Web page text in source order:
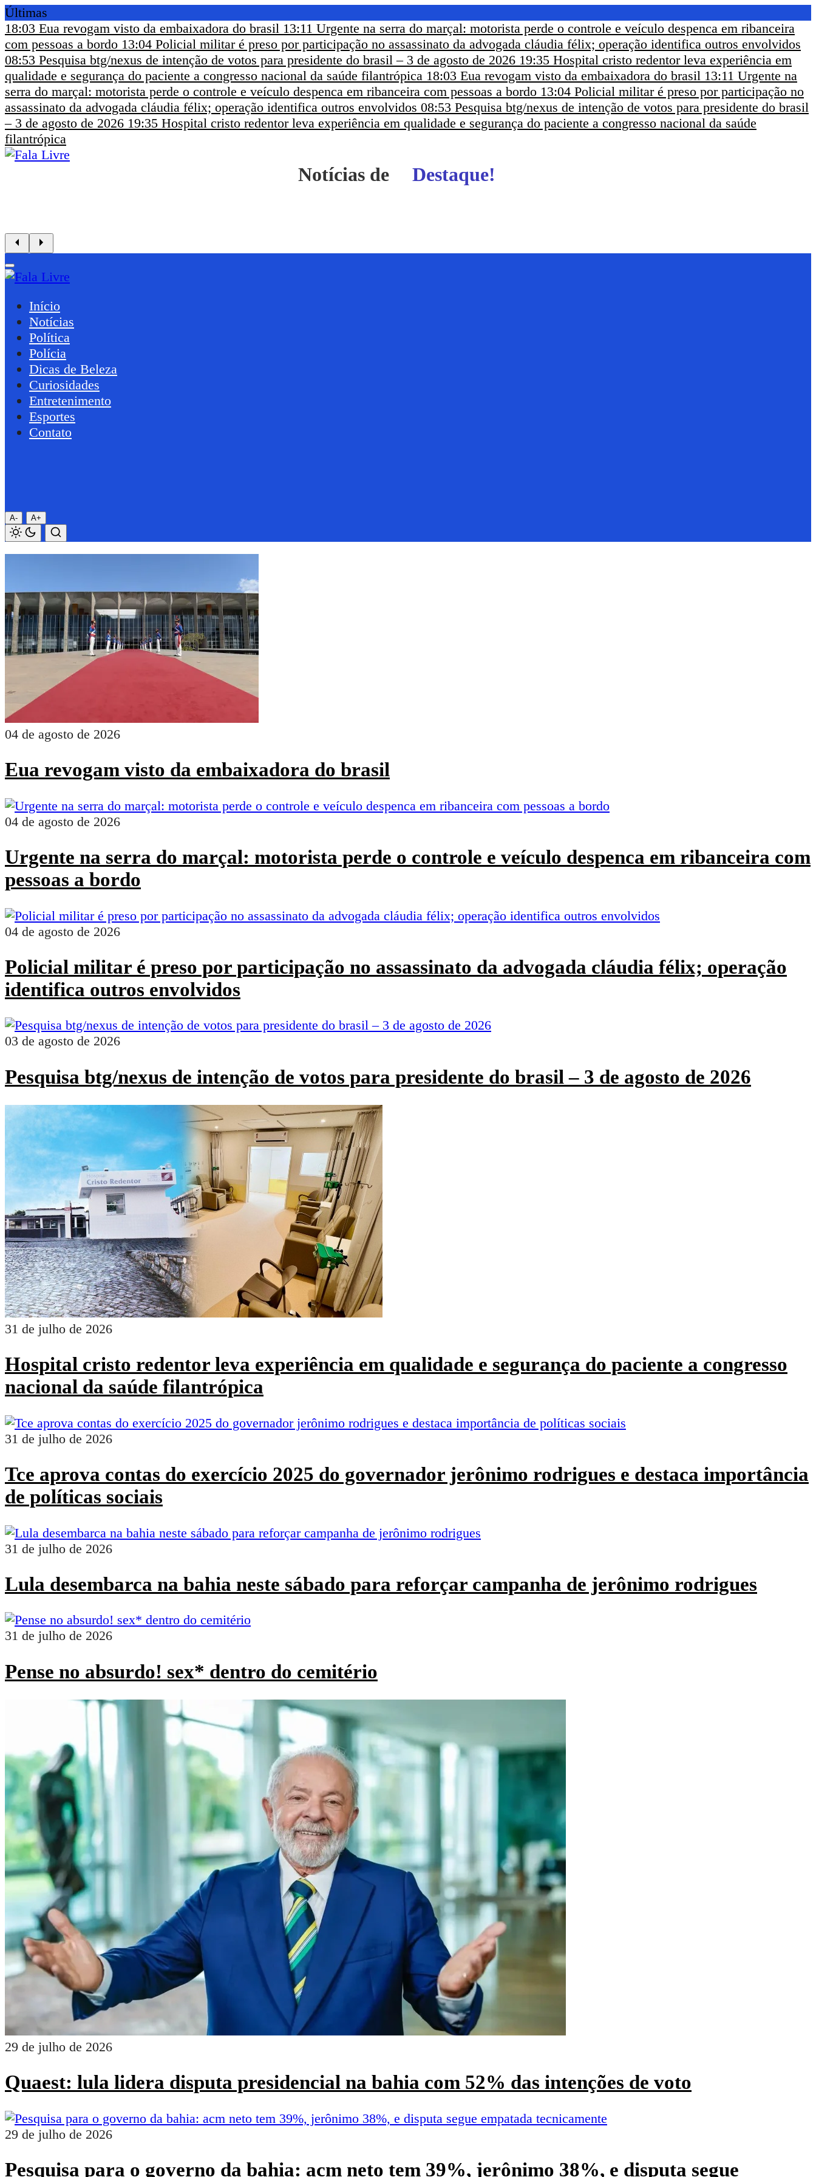
Últimas
18:03 Eua revogam visto da embaixadora do brasil 13:11 Urgente na serra do marçal: motorista perde o controle e veículo despenca em ribanceira
com pessoas a bordo 13:04 Policial militar é preso por participação no assassinato da advogada cláudia félix; operação identifica outros envolvidos
08:53 Pesquisa btg/nexus de intenção de votos para presidente do brasil – 3 de agosto de 2026 19:35 Hospital cristo redentor leva experiência em
qualidade e segurança do paciente a congresso nacional da saúde filantrópica 18:03 Eua revogam visto da embaixadora do brasil 13:11 Urgente na
serra do marçal: motorista perde o controle e veículo despenca em ribanceira com pessoas a bordo 13:04 Policial militar é preso por participação no
assassinato da advogada cláudia félix; operação identifica outros envolvidos 08:53 Pesquisa btg/nexus de intenção de votos para presidente do brasil
– 3 de agosto de 2026 19:35 Hospital cristo redentor leva experiência em qualidade e segurança do paciente a congresso nacional da saúde
filantrópica
Notícias de Itapetinga - BA
Início
Notícias
Política
Polícia
Dicas de Beleza
Curiosidades
Entretenimento
Esportes
Contato
A- A+
04 de agosto de 2026
Eua revogam visto da embaixadora do brasil
04 de agosto de 2026
Urgente na serra do marçal: motorista perde o controle e veículo despenca em ribanceira com
pessoas a bordo
04 de agosto de 2026
Policial militar é preso por participação no assassinato da advogada cláudia félix; operação
identifica outros envolvidos
03 de agosto de 2026
Pesquisa btg/nexus de intenção de votos para presidente do brasil – 3 de agosto de 2026
31 de julho de 2026
Hospital cristo redentor leva experiência em qualidade e segurança do paciente a congresso
nacional da saúde filantrópica
31 de julho de 2026
Tce aprova contas do exercício 2025 do governador jerônimo rodrigues e destaca importância
de políticas sociais
31 de julho de 2026
Lula desembarca na bahia neste sábado para reforçar campanha de jerônimo rodrigues
31 de julho de 2026
Pense no absurdo! sex* dentro do cemitério
29 de julho de 2026
Quaest: lula lidera disputa presidencial na bahia com 52% das intenções de voto
29 de julho de 2026
Pesquisa para o governo da bahia: acm neto tem 39%, jerônimo 38%, e disputa segue